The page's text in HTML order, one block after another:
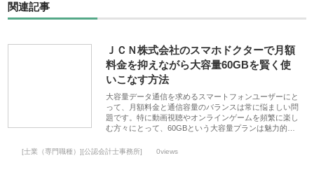
関連記事
ＪＣＮ株式会社のスマホドクターで月額
料金を抑えながら大容量60GBを賢く使
いこなす方法
大容量データ通信を求めるスマートフォンユーザーにと
って、月額料金と通信容量のバランスは常に悩ましい問
題です。特に動画視聴やオンラインゲームを頻繁に楽し
む方々にとって、60GBという大容量プランは魅力的…
[士業（専門職種）][公認会計士事務所] 0views